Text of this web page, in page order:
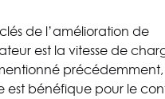
de l’amélioration de
est la vitesse de
est bénéfique pour le